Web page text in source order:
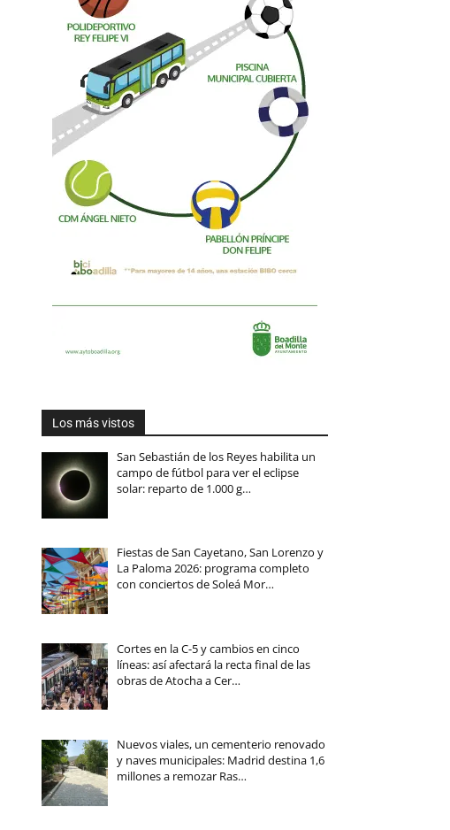
Los más vistos
San Sebastián de los Reyes habilita un
campo de fútbol para ver el eclipse
solar: reparto de 1.000 g…
Fiestas de San Cayetano, San Lorenzo y
La Paloma 2026: programa completo
con conciertos de Soleá Mor…
Cortes en la C-5 y cambios en cinco
líneas: así afectará la recta final de las
obras de Atocha a Cer…
Nuevos viales, un cementerio renovado
y naves municipales: Madrid destina 1,6
millones a remozar Ras…